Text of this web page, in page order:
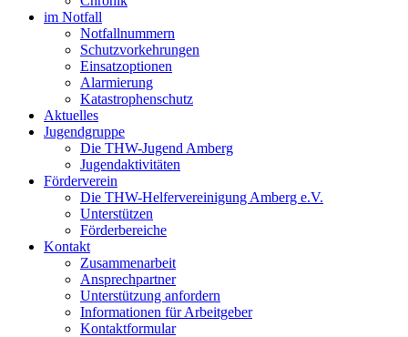
im Notfall
Notfallnummern
Schutzvorkehrungen
Einsatzoptionen
Alarmierung
Katastrophenschutz
Aktuelles
Jugendgruppe
Die THW-Jugend Amberg
Jugendaktivitäten
Förderverein
Die THW-Helfervereinigung Amberg e.V.
Unterstützen
Förderbereiche
Kontakt
Zusammenarbeit
Ansprechpartner
Unterstützung anfordern
Informationen für Arbeitgeber
Kontaktformular